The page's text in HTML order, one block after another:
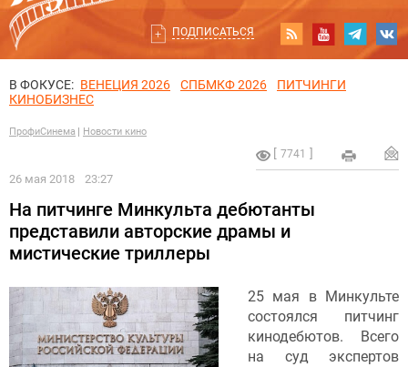
ПОДПИСАТЬСЯ
В ФОКУСЕ: ВЕНЕЦИЯ 2026 СПБМКФ 2026
ПИТЧИНГИ
КИНОБИЗНЕС
ПрофиСинема Новости кино
7741
26 мая 2018 23:27
На питчинге Минкульта дебютанты
представили авторские драмы и
мистические триллеры
25 мая в Минкульте
состоялся питчинг
кинодебютов. Всего
на суд экспертов